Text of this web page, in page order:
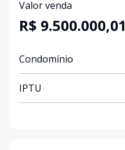
Valor venda
R$ 9.500.000,01
Condomínio
IPTU